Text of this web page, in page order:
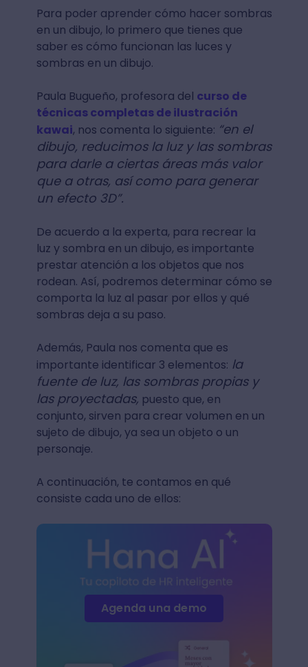
Para poder aprender cómo hacer sombras
en un dibujo, lo primero que tienes que
saber es cómo funcionan las luces y
sombras en un dibujo.
Paula Bugueño, profesora del curso de
técnicas completas de ilustración
kawai, nos comenta lo siguiente: “en el
dibujo, reducimos la luz y las sombras
para darle a ciertas áreas más valor
que a otras, así como para generar
un efecto 3D”.
De acuerdo a la experta, para recrear la
luz y sombra en un dibujo, es importante
prestar atención a los objetos que nos
rodean. Así, podremos determinar cómo se
comporta la luz al pasar por ellos y qué
sombras deja a su paso.
Además, Paula nos comenta que es
importante identificar 3 elementos: la
fuente de luz, las sombras propias y
las proyectadas, puesto que, en
conjunto, sirven para crear volumen en un
sujeto de dibujo, ya sea un objeto o un
personaje.
A continuación, te contamos en qué
consiste cada uno de ellos:
Agenda una demo